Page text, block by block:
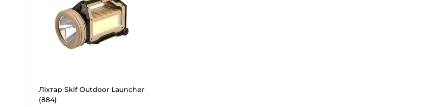
Ліхтар Skif Outdoor Launcher
(884)